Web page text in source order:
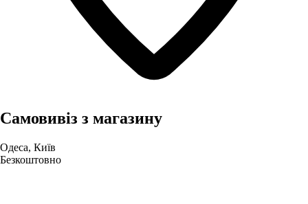
Самовивіз з магазину
Одеса, Київ
Безкоштовно